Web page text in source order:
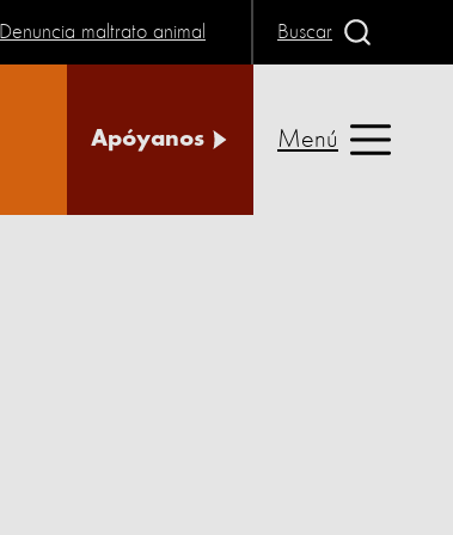
Denuncia maltrato animal Buscar
Apóyanos Menú